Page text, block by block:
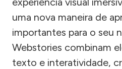
uma nova maneira de
importantes para o seu
Webstories combinam
texto e interatividade,